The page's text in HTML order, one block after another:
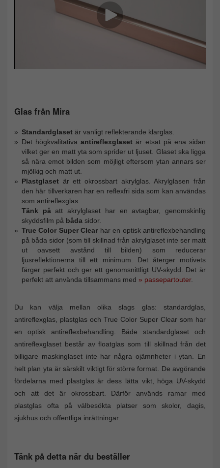
Glas från Mira
Standardglaset är vanligt reflekterande klarglas.
Det högkvalitativaantireflexglaset är etsat på ena sidan
vilket ger en matt yta som sprider ut ljuset. Glaset ska ligga
så nära emot bilden som möjligt eftersom ytan annars ser
mjölkig och matt ut.
Plastglaset är ett okrossbart akrylglas. Akrylglasen från
den här tillverkaren har en reflexfri sida som kan användas
som antireflexglas.
Tänk påatt akrylglaset har en avtagbar, genomskinlig
skyddsfilm på båda sidor.
True Color Super Clear har en optisk antireflexbehandling
på båda sidor (som till skillnad från akrylglaset inte ser matt
ut oavsett avstånd till bilden) som reducerar
ljusreflektionerna till ett minimum. Det återger motivets
färger perfekt och ger ett genomsnittligt UV-skydd. Det är
perfekt att använda tillsammans med » passepartouter.
Du kan välja mellan olika slags glas: standardglas,
antireflexglas, plastglas och True Color Super Clear som har
en optisk antireflexbehandling. Både standardglaset och
antireflexglaset består av floatglas som till skillnad från det
billigare maskinglaset inte har några ojämnheter i ytan. En
helt plan yta är särskilt viktigt för större format. De avgörande
fördelarna med plastglas är dess lätta vikt, höga UV-skydd
och att det är okrossbart. Därför används ramar med
plastglas ofta på välbesökta platser som skolor, dagis,
sjukhus och offentliga inrättningar.
Tänk på detta när du beställer